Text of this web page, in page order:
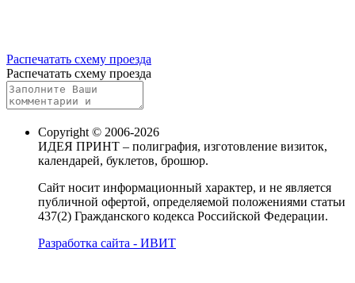
Распечатать схему проезда
Распечатать схему проезда
Copyright © 2006-2026
ИДЕЯ ПРИНТ – полиграфия, изготовление визиток,
календарей, буклетов, брошюр.
Сайт носит информационный характер, и не является
публичной офертой, определяемой положениями статьи
437(2) Гражданского кодекса Российской Федерации.
Разработка сайта - ИВИТ